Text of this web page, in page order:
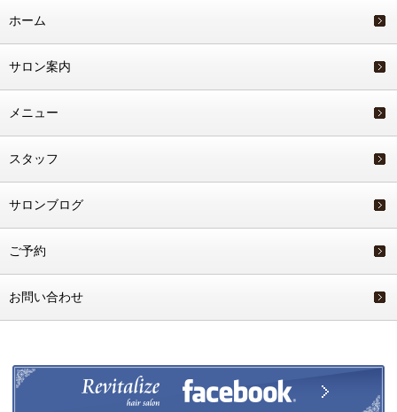
ホーム
サロン案内
メニュー
スタッフ
サロンブログ
ご予約
お問い合わせ